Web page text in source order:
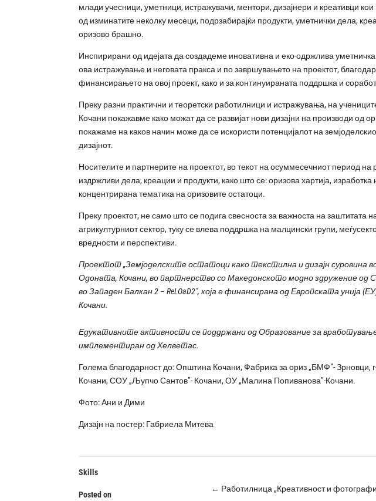
млади учесници, уметници, истражувачи, ментори, дизајнери и креативци
од изминатите неколку месеци, подрзабирајќи продукти, уметнички дела,
оризово брашно.
Инспирирани од идејата да создадеме иновативна и еко-одржлива
ова истражување и неговата пракса и по завршувањето на проектот,
финансирањето на овој проект, како и за континуираната поддршка и
Преку разни практични и теоретски работилници и истражувања, на
Кочани покажавме како можат да се развијат нови дизајни на производи од
покажаме на каков начин може да се искористи потенцијалот на
дизајнот.
Носителите и партнерите на проектот, во текот на осуммесечниот период
издржливи дела, креации и продукти, како што се: оризова хартија,
концентрирана тематика на оризовите остатоци.
Преку проектот, не само што се подига свесноста за важноста на заштитата
агрикултурниот сектор, туку се влева поддршка на малцински групи,
вредности и перспективи.
Проектот „Земјоделските остатоци како текстилна и дизајн суровина
Одоната, Кочани, во партнерство со Македонското модно здружение од
во Западен Балкан 2 – ReLOaD2″, која е финансирана од Европската
Кочани.
Едукативните активности се поддржани од Образование за
имплементиран од Хелветас.
Голема благодарност до: Општина Кочани, Фабрика за ориз „БМФ”-
Кочани, СОУ „Љупчо Сантов”- Кочани, ОУ „Малина Попиванова”-Кочани.
Фото: Ани и Дими
Дизајн на постер: Габриела Митева
Skills
Posted on
← Работилница „Креативност и